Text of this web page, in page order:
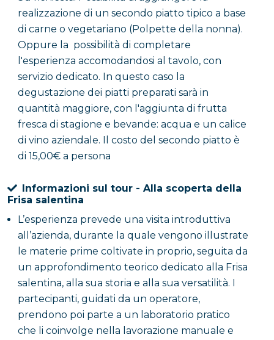
realizzazione di un secondo piatto tipico a base
di carne o vegetariano (Polpette della nonna).
Oppure la possibilità di completare
l'esperienza accomodandosi al tavolo, con
servizio dedicato. In questo caso la
degustazione dei piatti preparati sarà in
quantità maggiore, con l'aggiunta di frutta
fresca di stagione e bevande: acqua e un calice
di vino aziendale. Il costo del secondo piatto è
di 15,00€ a persona
Informazioni sul tour - Alla scoperta della
Frisa salentina
L’esperienza prevede una visita introduttiva
all’azienda, durante la quale vengono illustrate
le materie prime coltivate in proprio, seguita da
un approfondimento teorico dedicato alla Frisa
salentina, alla sua storia e alla sua versatilità. I
partecipanti, guidati da un operatore,
prendono poi parte a un laboratorio pratico
che li coinvolge nella lavorazione manuale e